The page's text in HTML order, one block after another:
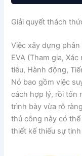
Giải quyết thách
Việc xây dựng
EVA (Tham gia,
tiêu, Hành động,
Nó bao gồm việc
cách hợp lý, rồi tốn
trình bày vừa rõ
thủ công này có
thiết kế thiếu sự